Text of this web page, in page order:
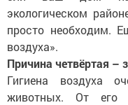
экологическом
просто необходим.
воздуха».
Причина четвёртая –
Гигиена воздуха
животных. От его